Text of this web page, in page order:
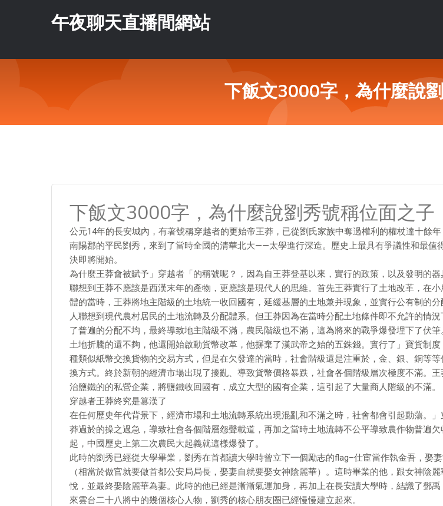
午夜聊天直播間網站
下飯文3000字，為什麼說
下飯文3000字，為什麼說劉秀號稱位面之子
公元14年的長安城內，有著號稱穿越者的更始帝王莽，已從劉氏家族中奪過權利的權杖達十餘
南陽郡的平民劉秀，來到了當時全國的清華北大——太學進行深造。歷史上最具有爭議性和最值
決即將開始。
為什麼王莽會被賦予」穿越者「的稱號呢？，因為自王莽登基以來，實行的政策，以及發明的器
聯想到王莽不應該是西漢末年的產物，更應該是現代人的思維。首先王莽實行了土地改革，在小
體的當時，王莽將地主階級的土地統一收回國有，延緩基層的土地兼并現象，並實行公有制的分
人聯想到現代農村居民的土地流轉及分配體系。但王莽因為在當時分配土地條件即不允許的情
了普遍的分配不均，最終導致地主階級不滿，農民階級也不滿，這為將來的戰爭爆發埋下了伏
土地折騰的還不夠，他還開始啟動貨幣改革，他摒棄了漢武帝之始的五銖錢。實行了」寶貨制度
種類似紙幣交換貨物的交易方式，但是在欠發達的當時，社會階級還是注重於，金、銀、銅等等
換方式。終於新朝的經濟市場出現了擾亂、導致貨幣價格暴跌，社會各個階級層次極度不滿。
治鹽鐵的的私營企業，將鹽鐵收回國有，成立大型的國有企業，這引起了大量商人階級的不滿。
穿越者王莽終究是篡漢了
在任何歷史年代背景下，經濟市場和土地流轉系統出現混亂和不滿之時，社會都會引起動蕩。」
莽過於的操之過急，導致社會各個階層怨聲載道，再加之當時土地流轉不公平導致農作物普遍欠
起，中國歷史上第二次農民大起義就這樣爆發了。
此時的劉秀已經從大學畢業，劉秀在首都讀大學時曾立下一個勵志的flag–仕宦當作執金吾，娶
（相當於做官就要做首都公安局局長，娶妻自就要娶女神陰麗華）。這時畢業的他，跟女神陰麗
悅，並最終娶陰麗華為妻。此時的他已經是漸漸氣運加身，再加上在長安讀大學時，結識了鄧
來雲台二十八將中的幾個核心人物，劉秀的核心朋友圈已經慢慢建立起來。